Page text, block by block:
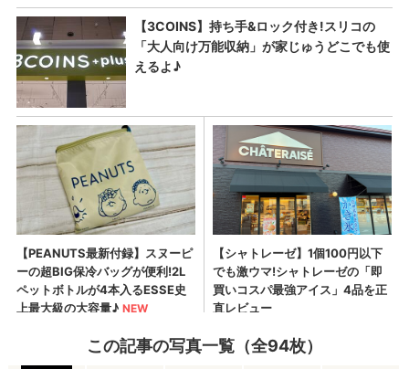
この記事の写真一覧（全94枚）